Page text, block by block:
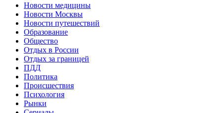
Новости медицины
Новости Москвы
Новости путешествий
Образование
Общество
Отдых в России
Отдых за границей
ПДД
Политика
Происшествия
Психология
Рынки